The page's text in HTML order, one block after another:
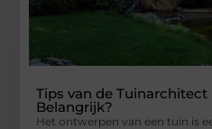
Tips van de Tuinarchitect
Belangrijk?
Het ontwerpen van een tuin is